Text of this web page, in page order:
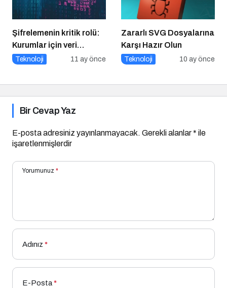
Şifrelemenin kritik rolü:
Kurumlar için veri
güvenliğinin temel
Teknoloji 11 ay önce
Zararlı SVG Dosyalarına
Karşı Hazır Olun
Teknoloji 10 ay önce
Bir Cevap Yaz
E-posta adresiniz yayınlanmayacak. Gerekli alanlar* ile
işaretlenmişlerdir
Yorumunuz *
Adınız *
E-Posta*